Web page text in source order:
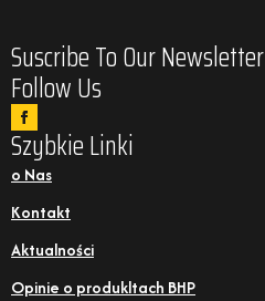
Suscribe To Our Newsletter
Follow Us
Szybkie Linki
o Nas
Kontakt
Aktualności
Opinie o produkltach BHP